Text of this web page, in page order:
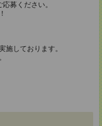
募ください。
施しております。